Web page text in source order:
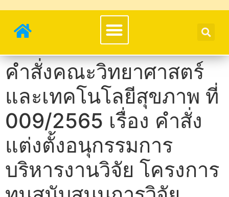
คำสั่งคณะวิทยาศาสตร์
และเทคโนโลยีสุขภาพ ที่
009/2565 เรื่อง คำสั่ง
แต่งตั้งอนุกรรมการ
บริหารงานวิจัย โครงการ